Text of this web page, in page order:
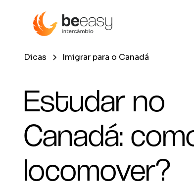
Dicas Imigrar para o Canadá
Estudar no
Canadá:
locomover?